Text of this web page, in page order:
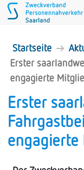
Startseite
Erster
engagierte
Erster